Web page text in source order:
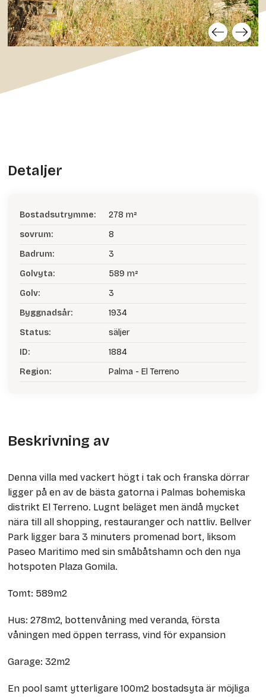
Detaljer
Bostadsutrymme:
278 m²
sovrum:
8
Badrum:
3
Golvyta:
589 m²
Golv:
3
Byggnadsår:
1934
Status:
säljer
ID:
1884
Region:
Palma - El Terreno
Beskrivning av
Denna villa med vackert högt i tak och franska dörrar
ligger på en av de bästa gatorna i Palmas bohemiska
distrikt El Terreno. Lugnt beläget men ändå mycket
nära till all shopping, restauranger och nattliv. Bellver
Park ligger bara 3 minuters promenad bort, liksom
Paseo Maritimo med sin småbåtshamn och den nya
hotspoten Plaza Gomila.
Tomt: 589m2
Hus: 278m2, bottenvåning med veranda, första
våningen med öppen terrass, vind för expansion
Garage: 32m2
En pool samt ytterligare 100m2 bostadsyta är möjliga